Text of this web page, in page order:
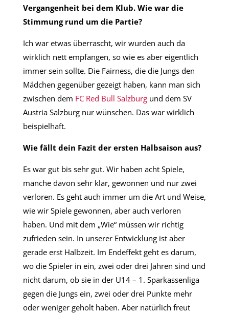
Vergangenheit bei dem Klub. Wie war die
Stimmung rund um die Partie?
Ich war etwas überrascht, wir wurden auch da
wirklich nett empfangen, so wie es aber eigentlich
immer sein sollte. Die Fairness, die die Jungs den
Mädchen gegenüber gezeigt haben, kann man sich
zwischen dem FC Red Bull Salzburg und dem SV
Austria Salzburg nur wünschen. Das war wirklich
beispielhaft.
Wie fällt dein Fazit der ersten Halbsaison aus?
Es war gut bis sehr gut. Wir haben acht Spiele,
manche davon sehr klar, gewonnen und nur zwei
verloren. Es geht auch immer um die Art und Weise,
wie wir Spiele gewonnen, aber auch verloren
haben. Und mit dem „Wie“ müssen wir richtig
zufrieden sein. In unserer Entwicklung ist aber
gerade erst Halbzeit. Im Endeffekt geht es darum,
wo die Spieler in ein, zwei oder drei Jahren sind und
nicht darum, ob sie in der U14 – 1. Sparkassenliga
gegen die Jungs ein, zwei oder drei Punkte mehr
oder weniger geholt haben. Aber natürlich freut